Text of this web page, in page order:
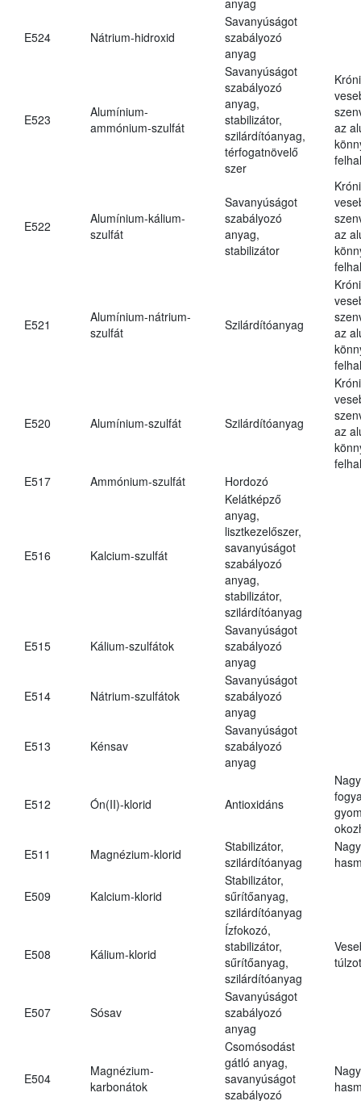
E524 Nátrium-hidroxid
Savanyúságot
szabályozó
anyag
E523
Alumínium-
ammónium-szulfát
Savanyúságot
szabályozó
anyag,
stabilizátor,
szilárdítóanyag,
térfogatnövelő
szer
az
E522
Alumínium-kálium-
szulfát
Savanyúságot
szabályozó
anyag,
stabilizátor
az
E521
Alumínium-nátrium-
szulfát
Szilárdítóanyag
az
E520 Alumínium-szulfát Szilárdítóanyag
az
E517
Ammónium-szulfát Hordozó
E516 Kalcium-szulfát
Kelátképző
anyag,
lisztkezelőszer,
savanyúságot
szabályozó
anyag,
stabilizátor,
szilárdítóanyag
E515 Kálium-szulfátok
Savanyúságot
szabályozó
anyag
E514 Nátrium-szulfátok
Savanyúságot
szabályozó
anyag
E513 Kénsav
Savanyúságot
szabályozó
anyag
E512 Ón(II)-klorid Antioxidáns
E511
Magnézium-klorid
Stabilizátor,
szilárdítóanyag
E509 Kalcium-klorid
Stabilizátor,
sűrítőanyag,
szilárdítóanyag
E508 Kálium-klorid
Ízfokozó,
stabilizátor,
sűrítőanyag,
szilárdítóanyag
E507 Sósav
Savanyúságot
szabályozó
anyag
E504
Magnézium-
karbonátok
Csomósodást
gátló anyag,
savanyúságot
szabályozó